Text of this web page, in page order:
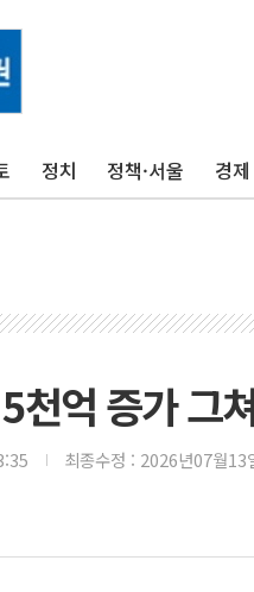
정치 정책·서울 경제
천억 증가 그
최종수정 : 2026년07월13